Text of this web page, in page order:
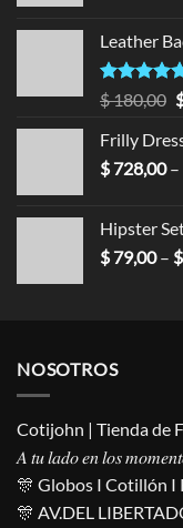
Leather
Valorado
5.00
de 5
$180,00
Frilly
$728,00 –
Hipster
$79,00 – $
NOSOTROS
Cotijohn | Tienda de
𝐴 𝑡𝑢 𝑙𝑎𝑑𝑜 𝑒𝑛 𝑙𝑜𝑠
🎊 Globos I Cotillón I
🎊 AV.DEL